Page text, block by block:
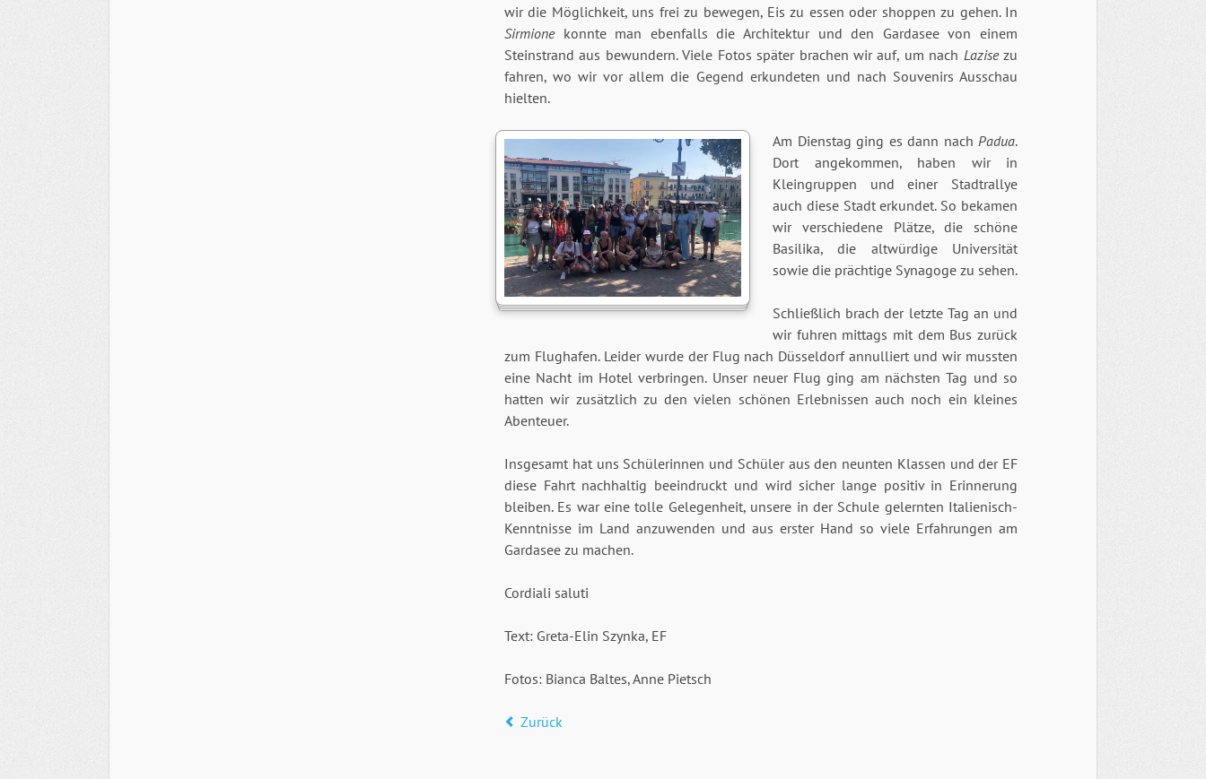
wir die Möglichkeit, uns frei zu bewegen, Eis zu essen oder shoppen zu gehen. In
Sirmionekonnte man ebenfalls die Architektur und den Gardasee von einem
Steinstrand aus bewundern. Viele Fotos später brachen wir auf, um nach Lazisezu
fahren, wo wir vor allem die Gegend erkundeten und nach Souvenirs Ausschau
hielten.
Am Dienstag ging es dann nach Padua.
Dort angekommen, haben wir in
Kleingruppen und einer Stadtrallye
auch diese Stadt erkundet. So bekamen
wir verschiedene Plätze, die schöne
Basilika, die altwürdige Universität
sowie die prächtige Synagoge zu sehen.
Schließlich brach der letzte Tag an und
wir fuhren mittags mit dem Bus zurück
zum Flughafen. Leider wurde der Flug nach Düsseldorf annulliert und wir mussten
eine Nacht im Hotel verbringen. Unser neuer Flug ging am nächsten Tag und so
hatten wir zusätzlich zu den vielen schönen Erlebnissen auch noch ein kleines
Abenteuer.
Insgesamt hat uns Schülerinnen und Schüler aus den neunten Klassen und der EF
diese Fahrt nachhaltig beeindruckt und wird sicher lange positiv in Erinnerung
bleiben. Es war eine tolle Gelegenheit, unsere in der Schule gelernten Italienisch-
Kenntnisse im Land anzuwenden und aus erster Hand so viele Erfahrungen am
Gardasee zu machen.
Cordiali saluti
Text: Greta-Elin Szynka, EF
Fotos: Bianca Baltes, Anne Pietsch
Zurück